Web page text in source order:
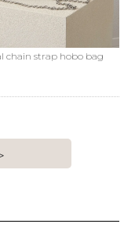
chain strap hobo bag